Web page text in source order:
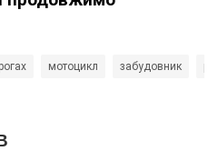
мотоцикл забудовник